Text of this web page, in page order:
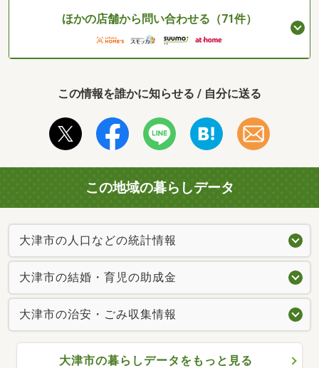
ほかの店舗から問い合わせる（71件）
この情報を誰かに知らせる / 自分に送る
この地域の暮らしデータ
大津市の人口などの統計情報
大津市の結婚・育児の助成金
大津市の治安・ごみ収集情報
大津市の暮らしデータをもっと見る